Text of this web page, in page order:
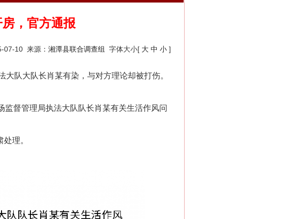
，官方通报
07-10 来源： 湘潭县联合调查组 字体大小[ 大 中 小 ]
队大队长肖某有染，与对方理论却被打伤。
督管理局执法大队队长肖某有关生活作风问
理。